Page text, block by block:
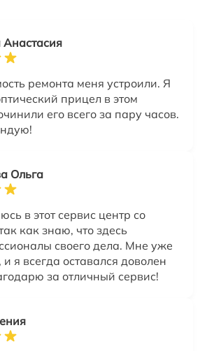
Анастасия
ремонта меня устроили. Я
прицел в этом
его всего за пару часов.
Ольга
в этот сервис центр со
как знаю, что здесь
своего дела. Мне уже
я всегда оставался доволен
за отличный сервис!